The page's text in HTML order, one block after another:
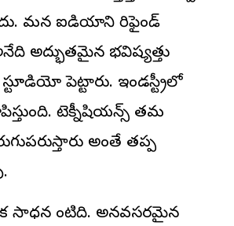
మన ఐడియాని రిఫైండ్‌
అద్భుతమైన భవిష్యత్తు
స్టూడియో పెట్టారు. ఇండస్ట్రీలో
టెక్నీషియన్స్‌ తమ
అంతే తప్ప
సాధన లాంటిది. అనవసరమైన